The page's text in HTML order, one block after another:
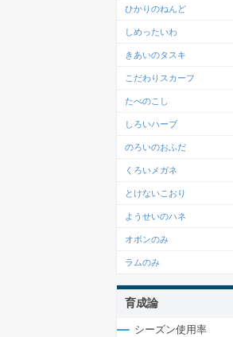
ひかりのねんど
しめったいわ
きあいのタスキ
こだわりスカーフ
たべのこし
しろいハーブ
のろいのおふだ
くろいメガネ
とけないこおり
ようせいのハネ
オボンのみ
ラムのみ
育成論
シーズン使用率